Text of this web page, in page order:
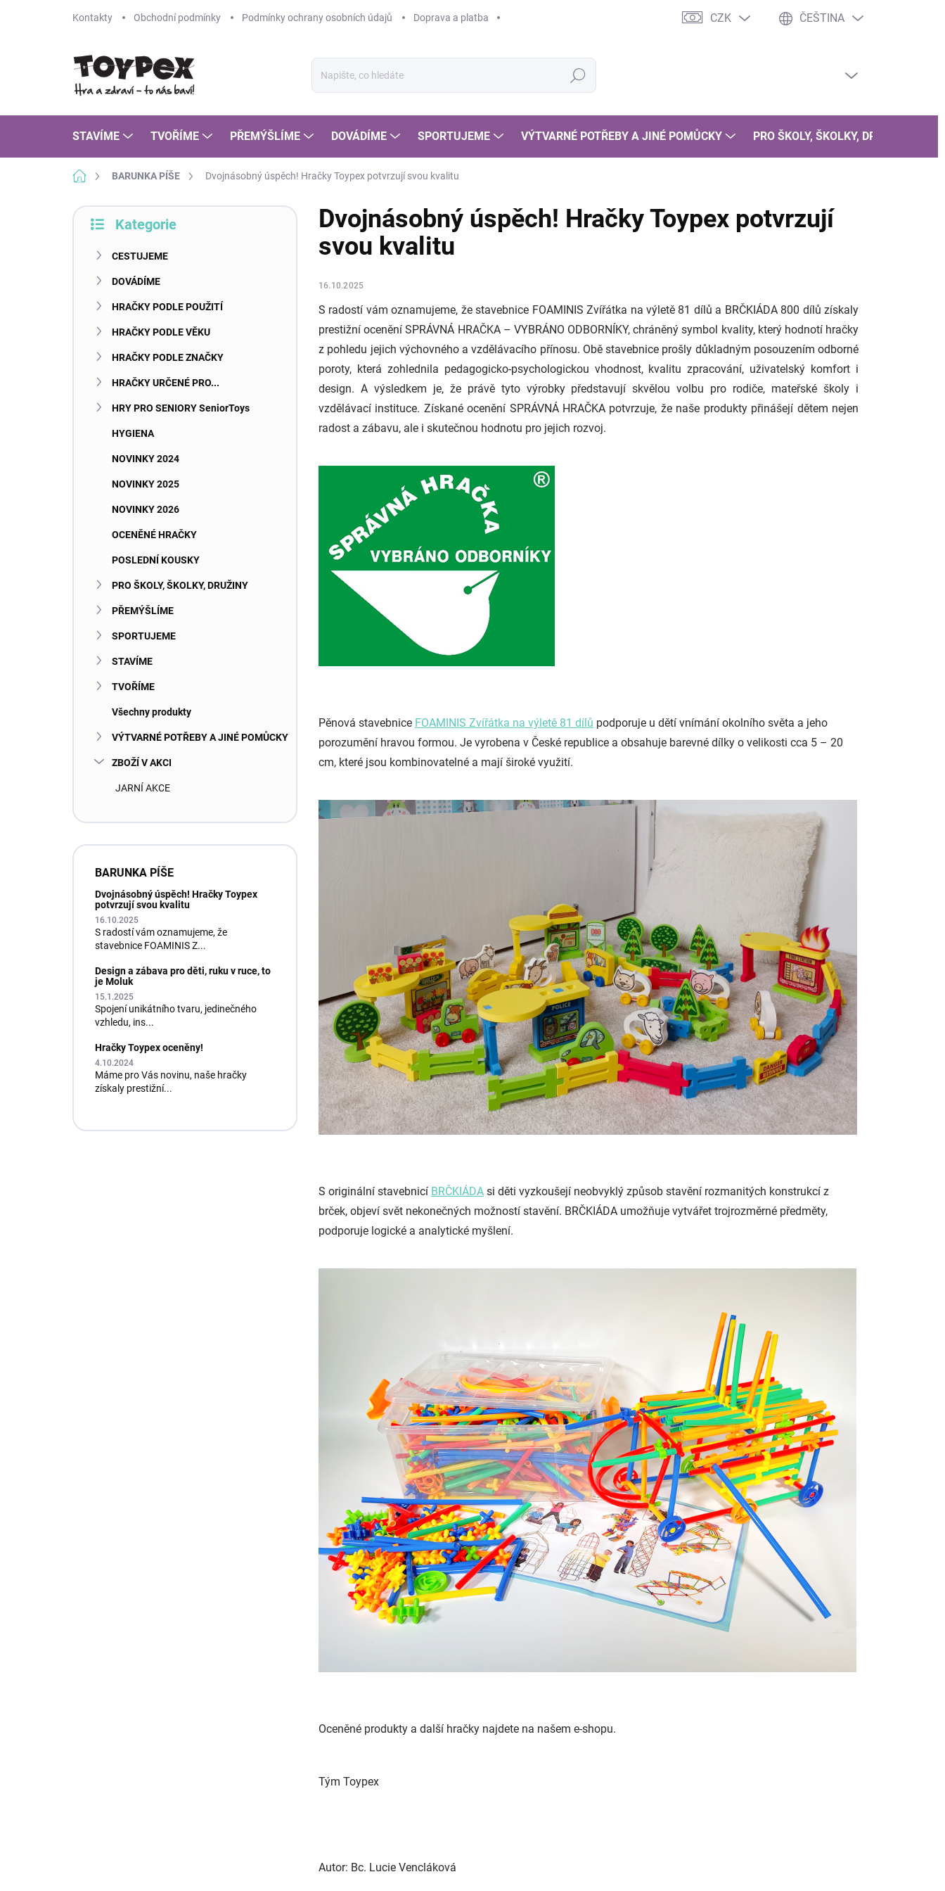
Kontakty Obchodní podmínky Podmínky ochrany osobních údajů Doprava a platba CZK ČEŠTINA
Hledat
STAVÍME TVOŘÍME PŘEMÝŠLÍME DOVÁDÍME SPORTUJEME VÝTVARNÉ POTŘEBY A JINÉ POMŮCKY PRO ŠKOLY, ŠKOLKY, DRUŽINY
Domů BARUNKA PÍŠE Dvojnásobný úspěch! Hračky Toypex potvrzují svou kvalitu
P
Kategorie
CESTUJEME
DOVÁDÍME
HRAČKY PODLE POUŽITÍ
HRAČKY PODLE VĚKU
HRAČKY PODLE ZNAČKY
HRAČKY URČENÉ PRO...
HRY PRO SENIORY SeniorToys
HYGIENA
NOVINKY 2024
NOVINKY 2025
NOVINKY 2026
OCENĚNÉ HRAČKY
POSLEDNÍ KOUSKY
PRO ŠKOLY, ŠKOLKY, DRUŽINY
PŘEMÝŠLÍME
SPORTUJEME
STAVÍME
TVOŘÍME
Všechny produkty
VÝTVARNÉ POTŘEBY A JINÉ POMŮCKY
ZBOŽÍ V AKCI
JARNÍ AKCE
BARUNKA PÍŠE
Dvojnásobný úspěch! Hračky Toypex
potvrzují svou kvalitu
16.10.2025
S radostí vám oznamujeme, že
stavebnice FOAMINIS Z...
Design a zábava pro děti, ruku v ruce, to
je Moluk
15.1.2025
Spojení unikátního tvaru, jedinečného
vzhledu, ins...
Hračky Toypex oceněny!
4.10.2024
Máme pro Vás novinu, naše hračky
získaly prestižní...
Dvojnásobný úspěch! Hračky Toypex potvrzují
svou kvalitu
16.10.2025
S radostí vám oznamujeme, že stavebnice FOAMINIS Zvířátka na výletě 81 dílů a BRČKIÁDA 800 dílů získaly
prestižní ocenění SPRÁVNÁ HRAČKA – VYBRÁNO ODBORNÍKY, chráněný symbol kvality, který hodnotí hračky
z pohledu jejich výchovného a vzdělávacího přínosu. Obě stavebnice prošly důkladným posouzením odborné
poroty, která zohlednila pedagogicko-psychologickou vhodnost, kvalitu zpracování, uživatelský komfort i
design. A výsledkem je, že právě tyto výrobky představují skvělou volbu pro rodiče, mateřské školy i
vzdělávací instituce. Získané ocenění SPRÁVNÁ HRAČKA potvrzuje, že naše produkty přinášejí dětem nejen
radost a zábavu, ale i skutečnou hodnotu pro jejich rozvoj.
Pěnová stavebnice FOAMINIS Zvířátka na výletě 81 dílů podporuje u dětí vnímání okolního světa a jeho
porozumění hravou formou. Je vyrobena v České republice a obsahuje barevné dílky o velikosti cca 5 – 20
cm, které jsou kombinovatelné a mají široké využití.
S originální stavebnicí BRČKIÁDA si děti vyzkoušejí neobvyklý způsob stavění rozmanitých konstrukcí z
brček, objeví svět nekonečných možností stavění. BRČKIÁDA umožňuje vytvářet trojrozměrné předměty,
podporuje logické a analytické myšlení.
Oceněné produkty a další hračky najdete na našem e-shopu.
Tým Toypex
Autor: Bc. Lucie Vencláková